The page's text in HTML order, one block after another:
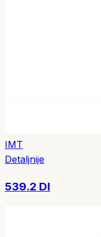
IMT
Detaljnije
539.2 DI